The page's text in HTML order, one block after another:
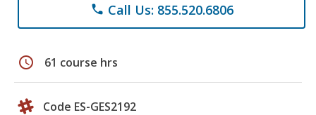
phone Call Us: 855.520.6806
schedule 61 course hrs
Code ES-GES2192